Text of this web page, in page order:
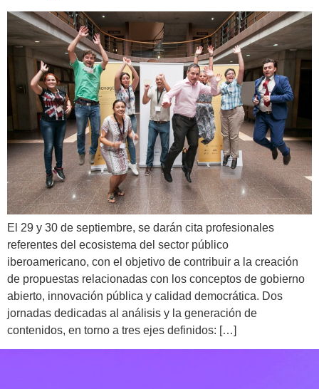
El 29 y 30 de septiembre, se darán cita profesionales
referentes del ecosistema del sector público
iberoamericano, con el objetivo de contribuir a la creación
de propuestas relacionadas con los conceptos de gobierno
abierto, innovación pública y calidad democrática. Dos
jornadas dedicadas al análisis y la generación de
contenidos, en torno a tres ejes definidos: […]